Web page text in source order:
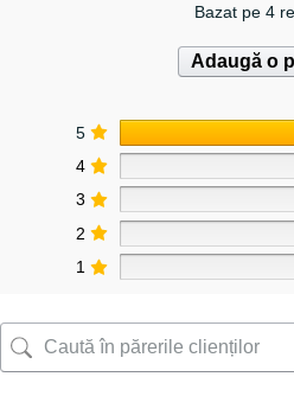
Bazat pe 4
Adaugă o
5
4
3
2
1